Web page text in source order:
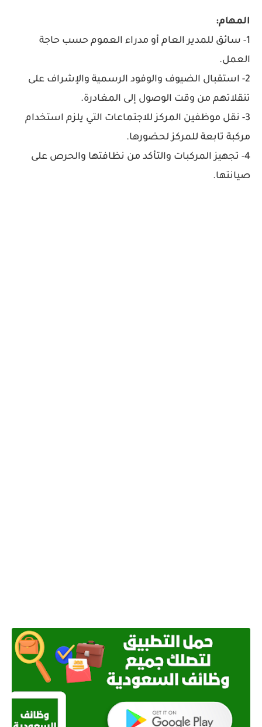
المهام:
1- سائق للمدير العام أو مدراء العموم حسب حاجة
العمل.
2- استقبال الضيوف والوفود الرسمية والإشراف على
تنقلاتهم من وقت الوصول إلى المغادرة.
3- نقل موظفين المركز للاجتماعات التي يلزم استخدام
مركبة تابعة للمركز لحضورها.
4- تجهيز المركبات والتأكد من نظافتها والحرص على
صيانتها.